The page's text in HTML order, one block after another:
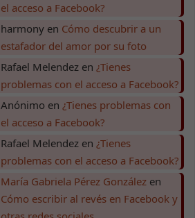
el acceso a Facebook?
harmonyen Cómo descubrir a un
estafador del amor por su foto
Rafael Melendezen ¿Tienes
problemas con el acceso a Facebook?
Anónimo en ¿Tienes problemas con
el acceso a Facebook?
Rafael Melendezen ¿Tienes
problemas con el acceso a Facebook?
María Gabriela Pérez Gonzálezen
Cómo escribir al revés en Facebook y